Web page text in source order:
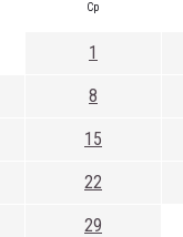
Ср
1
8
15
22
29